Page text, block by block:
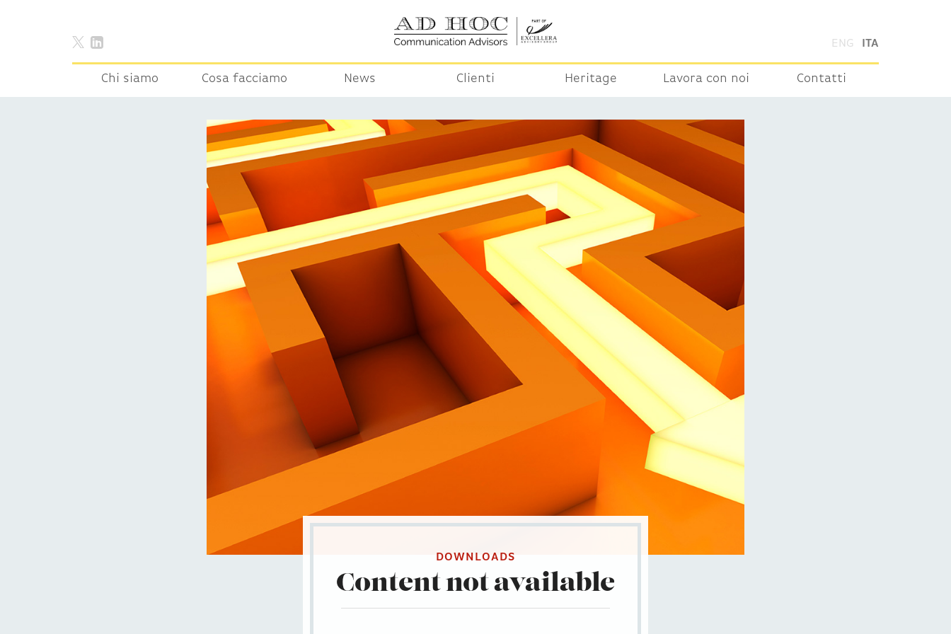
ENG ITA
Chi siamo Cosa facciamo News Clienti Heritage Lavora con noi Contatti
DOWNLOADS
Content not available